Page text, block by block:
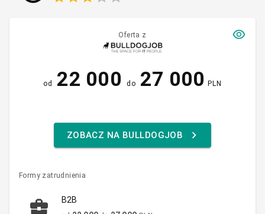
Oferta z
od 22 000 do 27 000 PLN
ZOBACZ NA BULLDOGJOB
Formy zatrudnienia
B2B